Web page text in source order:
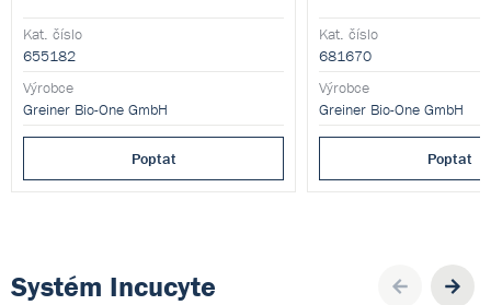
Kat. číslo
655182
Výrobce
Greiner Bio-One GmbH
Poptat
Kat. číslo
681670
Výrobce
Greiner Bio-One GmbH
Poptat
Systém Incucyte